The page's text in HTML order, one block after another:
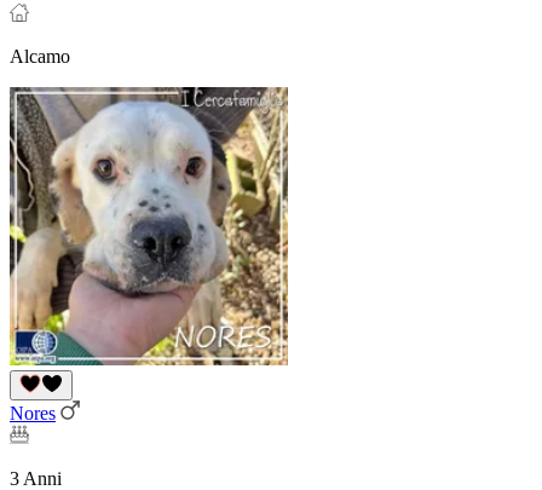
Alcamo
Nores
3 Anni